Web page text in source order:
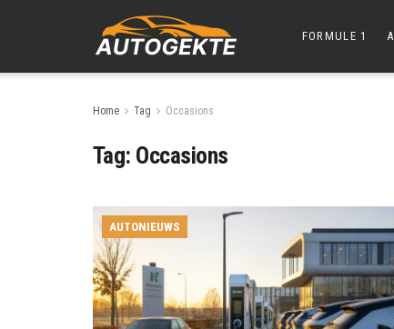
FORMULE 1
Home Tag Occasions
Tag: Occasions
AUTONIEUWS